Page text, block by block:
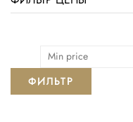
ФИЛЬТР